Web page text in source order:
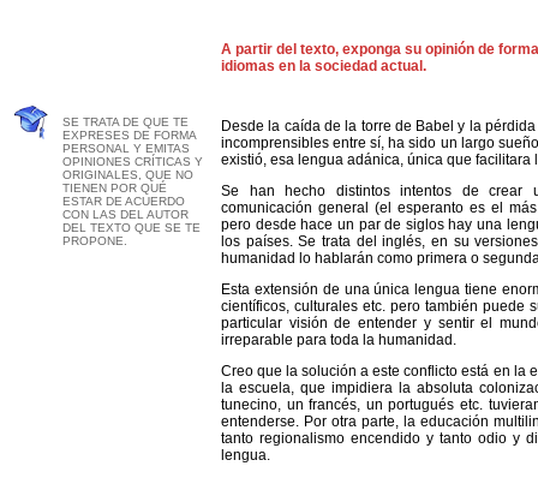
A partir del texto, exponga su opinión de
idiomas en la sociedad actual.
SE TRATA DE QUE TE
EXPRESES DE FORMA
PERSONAL Y EMITAS
OPINIONES CRÍTICAS Y
ORIGINALES, QUE NO
TIENEN POR QUÉ
ESTAR DE ACUERDO
CON LAS DEL AUTOR
DEL TEXTO QUE SE TE
PROPONE.
Desde la caída de la torre de Babel y la
incomprensibles entre sí, ha sido un largo
existió, esa lengua adánica, única que
Se han hecho distintos intentos de crear
comunicación general (el esperanto es el
pero desde hace un par de siglos hay una
los países. Se trata del inglés, en su
humanidad lo hablarán como primera o
Esta extensión de una única lengua tiene
científicos, culturales etc. pero también puede
particular visión de entender y sentir el
irreparable para toda la humanidad.
Creo que la solución a este conflicto está en la
la escuela, que impidiera la absoluta
tunecino, un francés, un portugués etc.
entenderse. Por otra parte, la educación
tanto regionalismo encendido y tanto odio y
lengua.